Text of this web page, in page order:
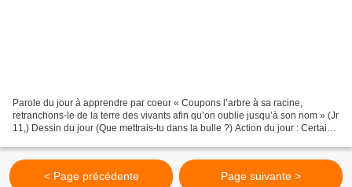
Parole du jour à apprendre par coeur « Coupons l’arbre à sa racine,
retranchons-le de la terre des vivants afin qu’on oublie jusqu’à son nom » (Jr
11,) Dessin du jour (Que mettrais-tu dans la bulle ?) Action du jour : Certains
< Page précédente Page suivante >